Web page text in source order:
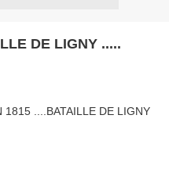
DE LIGNY .....